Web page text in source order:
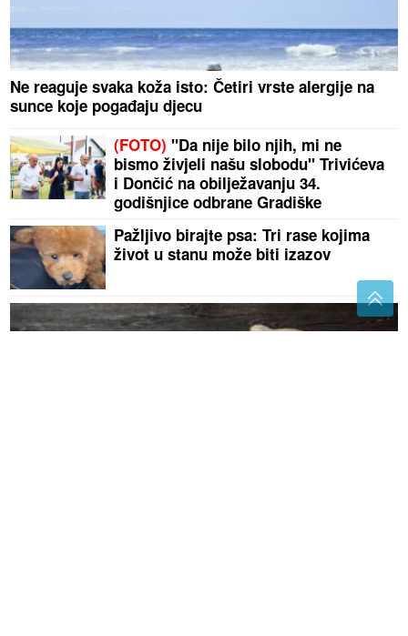
Ne reaguje svaka koža isto: Četiri vrste alergije na
sunce koje pogađaju djecu
(FOTO) "Da nije bilo njih, mi ne
bismo živjeli našu slobodu" Trivićeva
i Dončić na obilježavanju 34.
godišnjice odbrane Gradiške
Pažljivo birajte psa: Tri rase kojima
život u stanu može biti izazov